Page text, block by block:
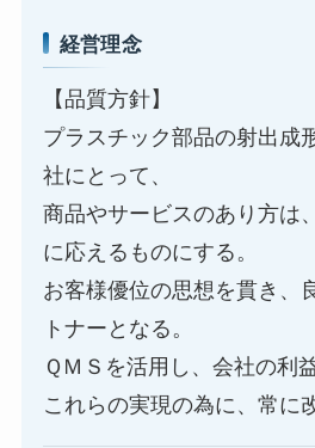
経営理念
【品質方針】
プラスチック部品の射出成
社にとって、
商品やサービスのあり方は
に応えるものにする。
お客様優位の思想を貫き、
トナーとなる。
ＱＭＳを活用し、会社の利
これらの実現の為に、常に